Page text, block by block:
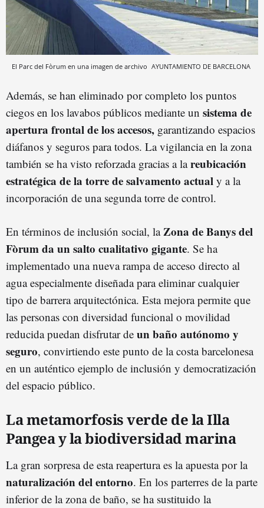
El Parc del Fòrum en una imagen de archivo AYUNTAMIENTO DE BARCELONA
Además, se han eliminado por completo los puntos
ciegos en los lavabos públicos mediante un sistema de
apertura frontal de los accesos, garantizando espacios
diáfanos y seguros para todos. La vigilancia en la zona
también se ha visto reforzada gracias a lareubicación
estratégica de la torre de salvamento actual y a la
incorporación de una segunda torre de control.
En términos de inclusión social, laZona de Banys del
Fòrum da un salto cualitativo gigante. Se ha
implementado una nueva rampa de acceso directo al
agua especialmente diseñada para eliminar cualquier
tipo de barrera arquitectónica. Esta mejora permite que
las personas con diversidad funcional o movilidad
reducida puedan disfrutar de un baño autónomo y
seguro, convirtiendo este punto de la costa barcelonesa
en un auténtico ejemplo de inclusión y democratización
del espacio público.
La metamorfosis verde de la Illa
Pangea y la biodiversidad marina
La gran sorpresa de esta reapertura es la apuesta por la
naturalización del entorno. En los parterres de la parte
inferior de la zona de baño, se ha sustituido la